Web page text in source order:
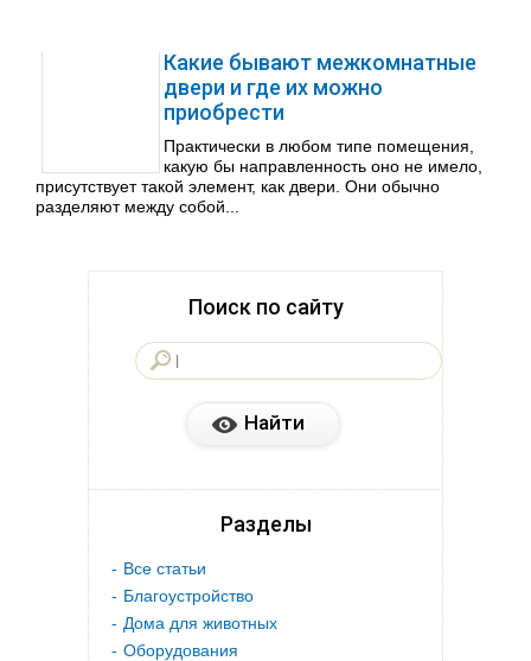
Какие бывают межкомнатные
двери и где их можно
приобрести
Практически в любом типе помещения,
какую бы направленность оно не имело,
присутствует такой элемент, как двери. Они обычно
разделяют между собой...
Поиск по сайту
Разделы
Все статьи
Благоустройство
Дома для животных
Оборудования